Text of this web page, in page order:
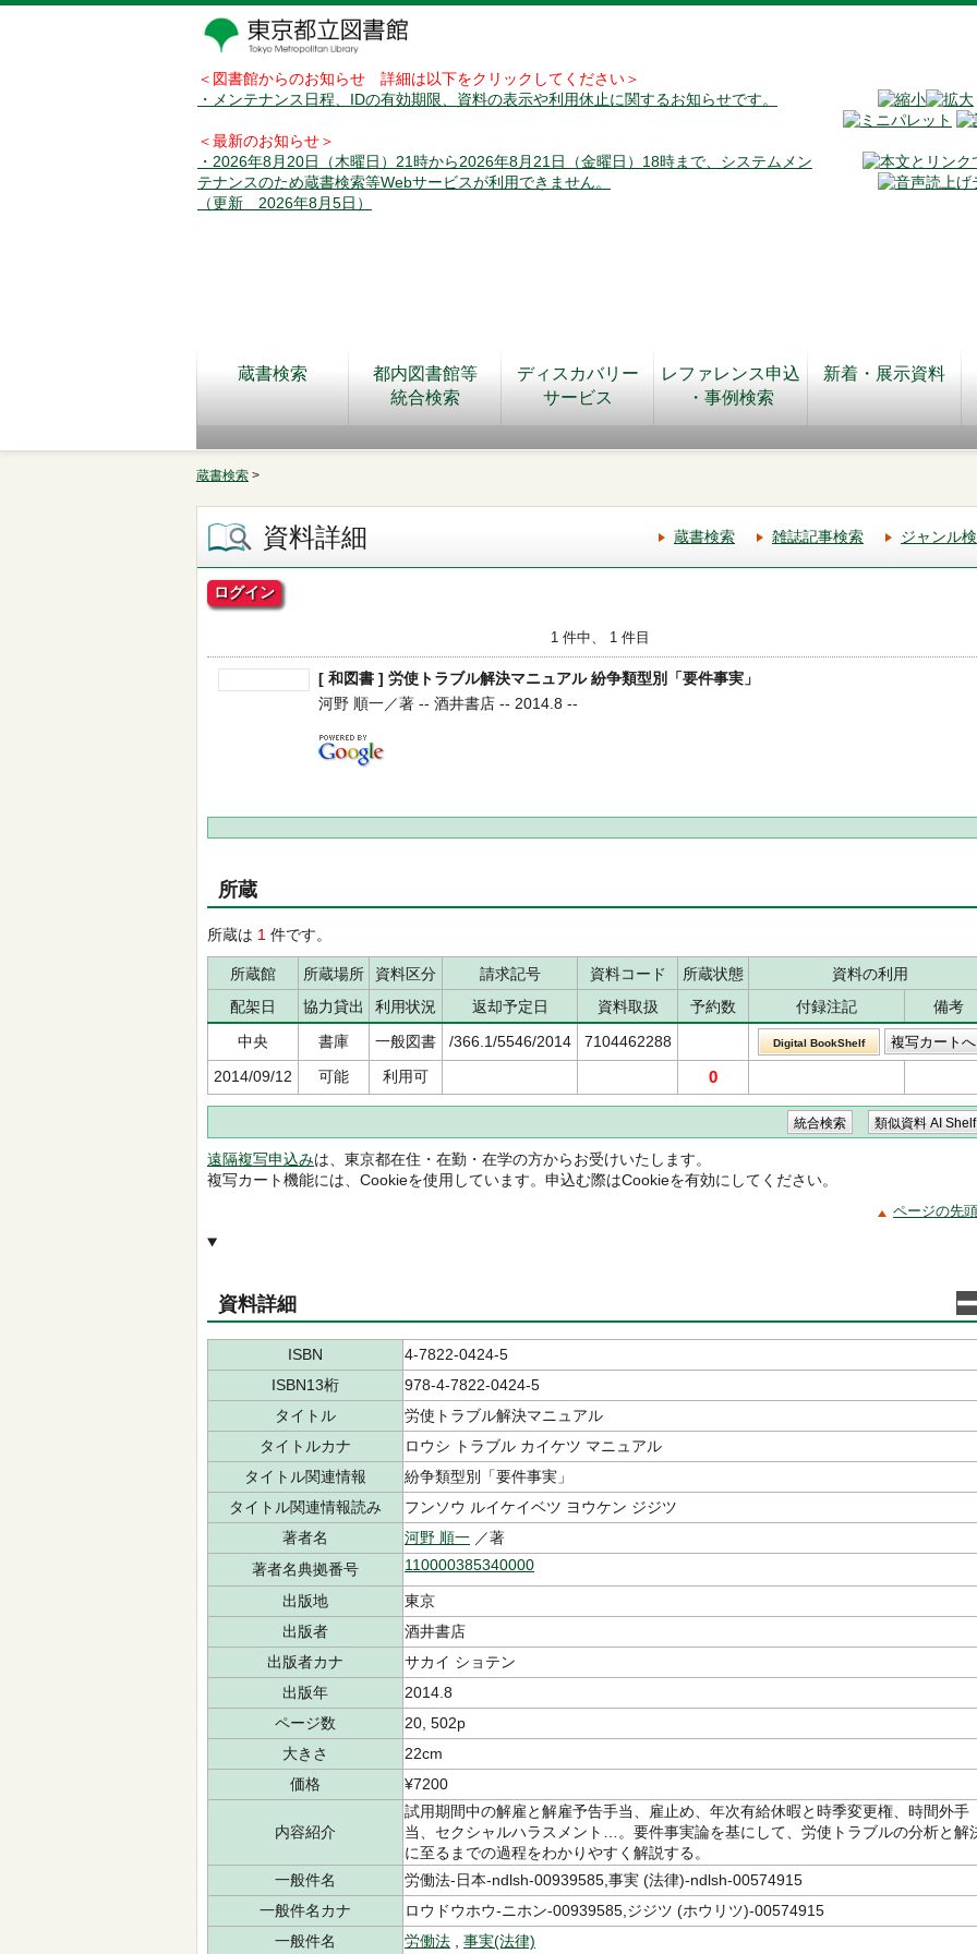
＜図書館からのお知らせ 詳細は以下をクリックしてください＞
・メンテナンス日程、IDの有効期限、資料の表示や利用休止に関するお知らせです。
＜最新のお知らせ＞
・2026年8月20日（木曜日）21時から2026年8月21日（金曜日）18時まで、システムメン
テナンスのため蔵書検索等Webサービスが利用できません。
（更新 2026年8月5日）
蔵書検索
都内図書館等
統合検索
ディスカバリー
サービス
レファレンス申込
・事例検索
新着・展示資料
蔵書検索 >
資料詳細 蔵書検索 雑誌記事検索 ジャンル
ログイン
1 件中、 1 件目
[ 和図書 ] 労使トラブル解決マニュアル 紛争類型別「要件事実」
河野 順一／著 -- 酒井書店 -- 2014.8 --
所蔵
所蔵は 1 件です。
所蔵館 所蔵場所 資料区分 請求記号 資料コード 所蔵状態
資料の利用
配架日
協力貸出 利用状況 返却予定日 資料取扱 予約数 付録注記
備考
中央
書庫 一般図書 /366.1/5546/2014 7104462288 Digital BookShelf
2014/09/12 可能 利用可 0
遠隔複写申込みは、東京都在住・在勤・在学の方からお受けいたします。
複写カート機能には、Cookieを使用しています。申込む際はCookieを有効にしてください。
ページの先
資料詳細
ISBN
4-7822-0424-5
ISBN13桁
978-4-7822-0424-5
タイトル
労使トラブル解決マニュアル
タイトルカナ
ロウシ トラブル カイケツ マニュアル
タイトル関連情報
紛争類型別「要件事実」
タイトル関連情報読み
フンソウ ルイケイベツ ヨウケン ジジツ
著者名
河野 順一 ／著
著者名典拠番号
110000385340000
出版地
東京
出版者
酒井書店
出版者カナ
サカイ ショテン
出版年
2014.8
ページ数
20, 502p
大きさ
22cm
価格
¥7200
内容紹介
試用期間中の解雇と解雇予告手当、雇止め、年次有給休暇と時季変更権、時間外手
当、セクシャルハラスメント…。要件事実論を基にして、労使トラブルの分析と解
に至るまでの過程をわかりやすく解説する。
一般件名
労働法-日本-ndlsh-00939585,事実 (法律)-ndlsh-00574915
一般件名カナ
ロウドウホウ-ニホン-00939585,ジジツ (ホウリツ)-00574915
一般件名
労働法 事実(法律)